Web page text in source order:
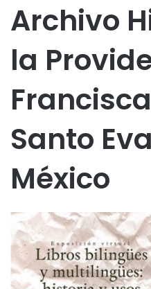
Archivo
la
Santo
México